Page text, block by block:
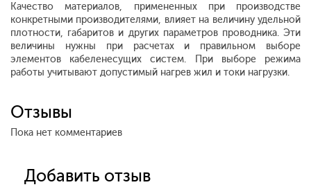
Качество материалов, примененных при производстве
конкретными производителями, влияет на величину удельной
плотности, габаритов и других параметров проводника. Эти
величины нужны при расчетах и правильном выборе
элементов кабеленесущих систем. При выборе режима
работы учитывают допустимый нагрев жил и токи нагрузки.
Отзывы
Пока нет комментариев
Добавить отзыв